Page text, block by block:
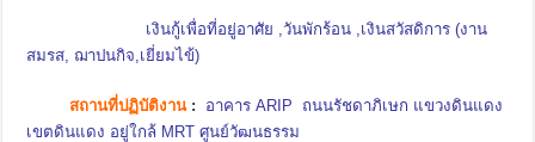
เงินกู้เพื่อที่อยู่อาศัย ,วันพักร้อน ,เงินสวัสดิการ (งาน
สมรส, ฌาปนกิจ,เยี่ยมไข้)
สถานที่ปฏิบัติงาน :
อาคาร ARIP ถนนรัชดาภิเษก แขวงดินแดง
เขตดินแดง อยู่ใกล้ MRT ศูนย์วัฒนธรรม